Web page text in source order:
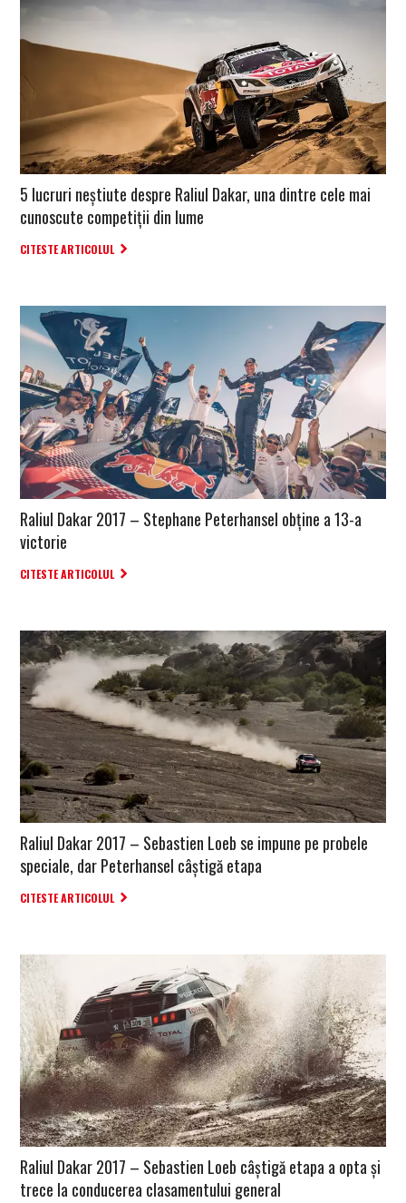
5 lucruri neștiute despre Raliul Dakar, una dintre cele mai
cunoscute competiții din lume
CITESTE ARTICOLUL
Raliul Dakar 2017 – Stephane Peterhansel obține a 13-a
victorie
CITESTE ARTICOLUL
Raliul Dakar 2017 – Sebastien Loeb se impune pe probele
speciale, dar Peterhansel câștigă etapa
CITESTE ARTICOLUL
Raliul Dakar 2017 – Sebastien Loeb câștigă etapa a opta și
trece la conducerea clasamentului general